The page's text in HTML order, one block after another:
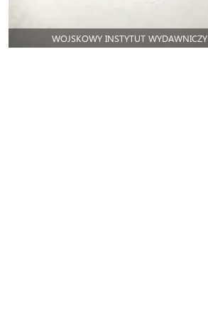
WOJSKOWY INSTYTUT WYDAWNICZY